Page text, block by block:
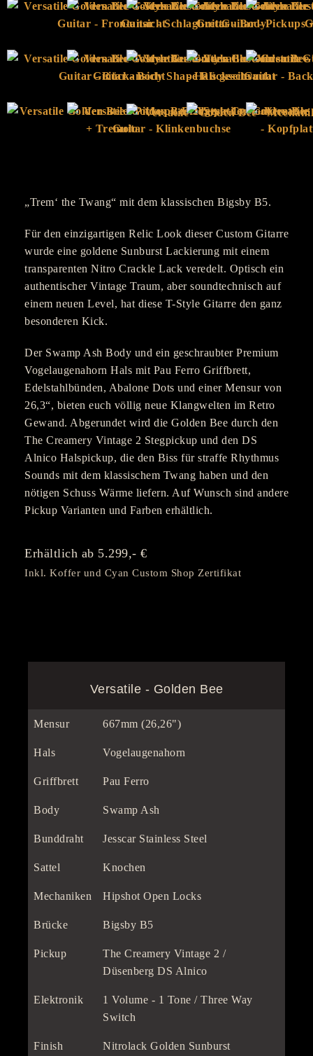
„Trem‘ the Twang“ mit dem klassischen Bigsby B5.
Für den einzigartigen Relic Look dieser Custom Gitarre
wurde eine goldene Sunburst Lackierung mit einem
transparenten Nitro Crackle Lack veredelt. Optisch ein
authentischer Vintage Traum, aber soundtechnisch auf
einem neuen Level, hat diese T-Style Gitarre den ganz
besonderen Kick.
Der Swamp Ash Body und ein geschraubter Premium
Vogelaugenahorn Hals mit Pau Ferro Griffbrett,
Edelstahlbünden, Abalone Dots und einer Mensur von
26,3“, bieten euch völlig neue Klangwelten im Retro
Gewand. Abgerundet wird die Golden Bee durch den
The Creamery Vintage 2 Stegpickup und den DS
Alnico Halspickup, die den Biss für straffe Rhythmus
Sounds mit dem klassischem Twang haben und den
nötigen Schuss Wärme liefern. Auf Wunsch sind andere
Pickup Varianten und Farben erhältlich.
Erhältlich ab 5.299,- €
Inkl. Koffer und Cyan Custom Shop Zertifikat
Versatile - Golden Bee
Mensur 667mm (26,26")
Hals Vogelaugenahorn
Griffbrett Pau Ferro
Body Swamp Ash
Bunddraht Jesscar Stainless Steel
Sattel Knochen
Mechaniken Hipshot Open Locks
Brücke Bigsby B5
Pickup
The Creamery Vintage 2 /
Düsenberg DS Alnico
Elektronik
1 Volume - 1 Tone / Three Way
Switch
Finish Nitrolack Golden Sunburst